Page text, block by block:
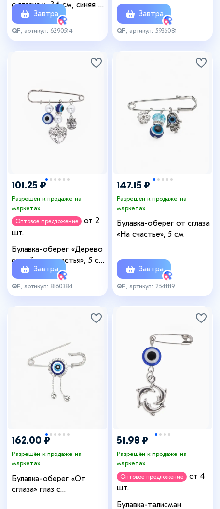
с глазком, 3.5 см, синяя в
серебреЗавтра
QF , артикул: 6290514
Завтра
QF , артикул: 5936081
101.25 ₽
Разрешён к продаже на
маркетах
Оптовое предложение
от 2
шт.
Булавка-оберег «Дерево
семейного счастья», 5 см,
синяя в серебре
Завтра
QF , артикул: 8160384
147.15 ₽
Разрешён к продаже на
маркетах
Булавка-оберег от сглаза
«На счастье», 5 см
Завтра
QF , артикул: 2541119
162.00 ₽
Разрешён к продаже на
маркетах
Булавка-оберег «От
сглаза» глаз с
51.98 ₽
Разрешён к продаже на
маркетах
Оптовое предложение
от 4
шт.
Булавка-талисман